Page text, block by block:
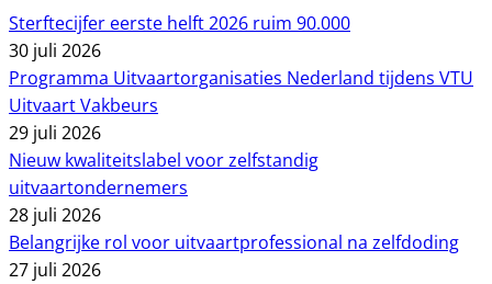
Sterftecijfer eerste helft 2026 ruim 90.000
30 juli 2026
Programma Uitvaartorganisaties Nederland tijdens VTU
Uitvaart Vakbeurs
29 juli 2026
Nieuw kwaliteitslabel voor zelfstandig
uitvaartondernemers
28 juli 2026
Belangrijke rol voor uitvaartprofessional na zelfdoding
27 juli 2026